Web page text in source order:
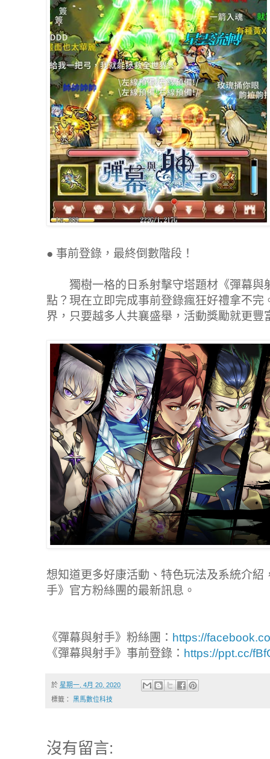
● 事前登錄，最終倒數階段！
獨樹一格的日系射擊守塔題材《彈幕與
點？現在立即完成事前登錄瘋狂好禮拿不
界，只要越多人共襄盛舉，活動獎勵就更豐
想知道更多好康活動、特色玩法及系統介紹
手》官方粉絲團的最新訊息。
《彈幕與射手》粉絲團： https://
《彈幕與射手》事前登錄： https://ppt.cc/
於 星期一, 4月 20, 2020
標籤： 黑馬數位科技
沒有留言: